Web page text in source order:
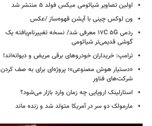
اولین تصاویر شیائومی میکس فولد ۵ منتشر شد
ون لوکس چینی با آپشن قهوه‌ساز /عکس
ردمی ۱۷C ۵G معرفی شد/ نسخه تغییرنام‌یافته یک
گوشی قدیمی‌تر شیائومی
ترامپ: خریداران خودروهای برقی مریض و دیوانه‌اند!
«دستیار هوش مصنوعی»؛ پروژه‌ای برای به صف کردن
شرکت‌های فناور
استارلینک اروپایی چه زمان وارد بازار می‌شود؟
مارمولک دو سر در آمریکا متولد شد و زنده ماند